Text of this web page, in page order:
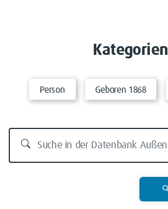
Kategorien
Person Geboren 1868